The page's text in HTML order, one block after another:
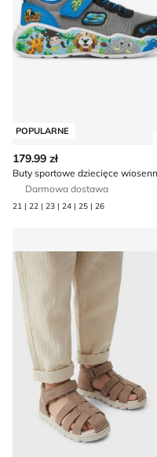
POPULARNE
179.99 zł
Darmowa dostawa
21 | 22 | 23 | 24 | 25 | 26